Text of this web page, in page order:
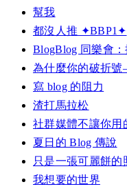
幫我
都沒人推 ✦BBP1✦
BlogBlog 同樂會：
為什麼你的破折
寫 blog 的阻力
渣打馬拉松
社群媒體不讓你用
夏日的 Blog 傳說
只是一張可麗餅的
我想要的世界